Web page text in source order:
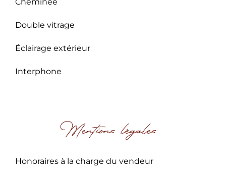
Double vitrage
Éclairage extérieur
Interphone
Mentions légales
Honoraires à la charge du vendeur